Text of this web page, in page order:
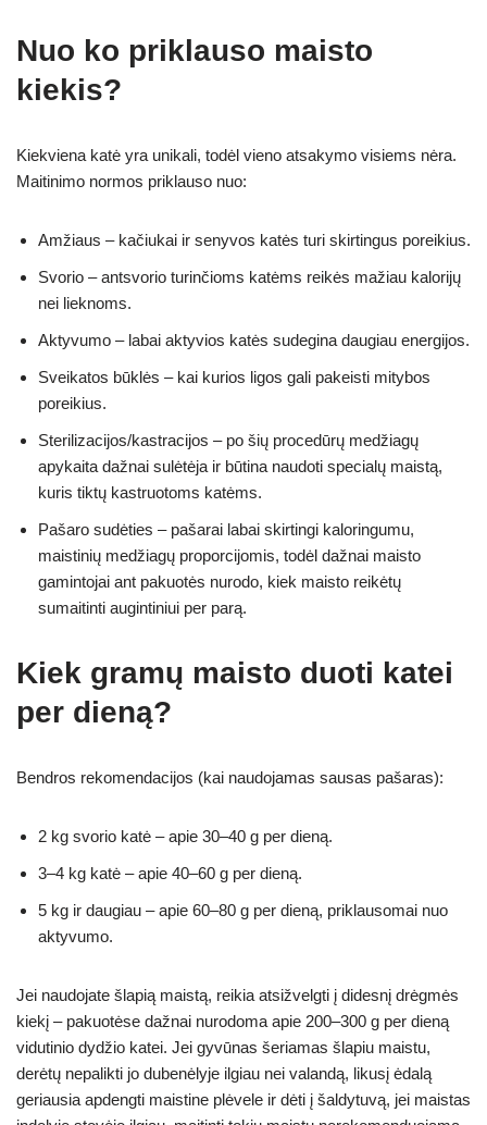
Nuo ko priklauso maisto
kiekis?
Kiekviena katė yra unikali, todėl vieno atsakymo visiems nėra.
Maitinimo normos priklauso nuo:
Amžiaus – kačiukai ir senyvos katės turi skirtingus poreikius.
Svorio – antsvorio turinčioms katėms reikės mažiau kalorijų
nei lieknoms.
Aktyvumo – labai aktyvios katės sudegina daugiau energijos.
Sveikatos būklės – kai kurios ligos gali pakeisti mitybos
poreikius.
Sterilizacijos/kastracijos – po šių procedūrų medžiagų
apykaita dažnai sulėtėja ir būtina naudoti specialų maistą,
kuris tiktų kastruotoms katėms.
Pašaro sudėties – pašarai labai skirtingi kaloringumu,
maistinių medžiagų proporcijomis, todėl dažnai maisto
gamintojai ant pakuotės nurodo, kiek maisto reikėtų
sumaitinti augintiniui per parą.
Kiek gramų maisto duoti katei
per dieną?
Bendros rekomendacijos (kai naudojamas sausas pašaras):
2 kg svorio katė – apie 30–40 g per dieną.
3–4 kg katė – apie 40–60 g per dieną.
5 kg ir daugiau – apie 60–80 g per dieną, priklausomai nuo
aktyvumo.
Jei naudojate šlapią maistą, reikia atsižvelgti į didesnį drėgmės
kiekį – pakuotėse dažnai nurodoma apie 200–300 g per dieną
vidutinio dydžio katei. Jei gyvūnas šeriamas šlapiu maistu,
derėtų nepalikti jo dubenėlyje ilgiau nei valandą, likusį ėdalą
geriausia apdengti maistine plėvele ir dėti į šaldytuvą, jei maistas